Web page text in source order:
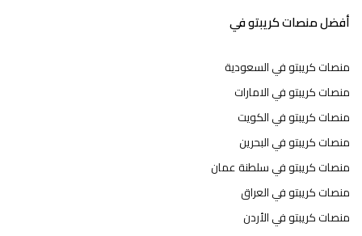
أفضل منصات كريبتو في
منصات كريبتو في السعودية
منصات كريبتو في الامارات
منصات كريبتو في الكويت
منصات كريبتو في البحرين
منصات كريبتو في سلطنة عمان
منصات كريبتو في العراق
منصات كريبتو في الأردن